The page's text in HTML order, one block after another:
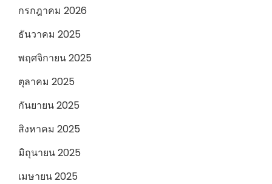
กรกฎาคม 2026
ธันวาคม 2025
พฤศจิกายน 2025
ตุลาคม 2025
กันยายน 2025
สิงหาคม 2025
มิถุนายน 2025
เมษายน 2025